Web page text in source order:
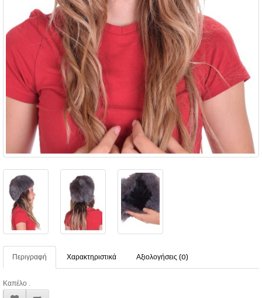
Περιγραφή Χαρακτηριστικά Αξιολογήσεις (0)
Καπέλο .